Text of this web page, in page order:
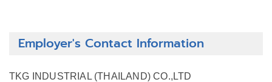
Employer's Contact Information
TKG INDUSTRIAL (THAILAND) CO.,LTD